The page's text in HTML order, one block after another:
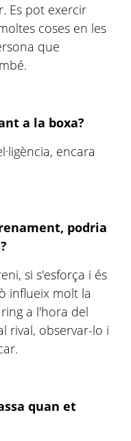
Es pot exercir
coses en les
que
a la boxa?
encara
podria
si s'esforça i és
influeix molt la
a l'hora del
rival, observar-lo i
quan et